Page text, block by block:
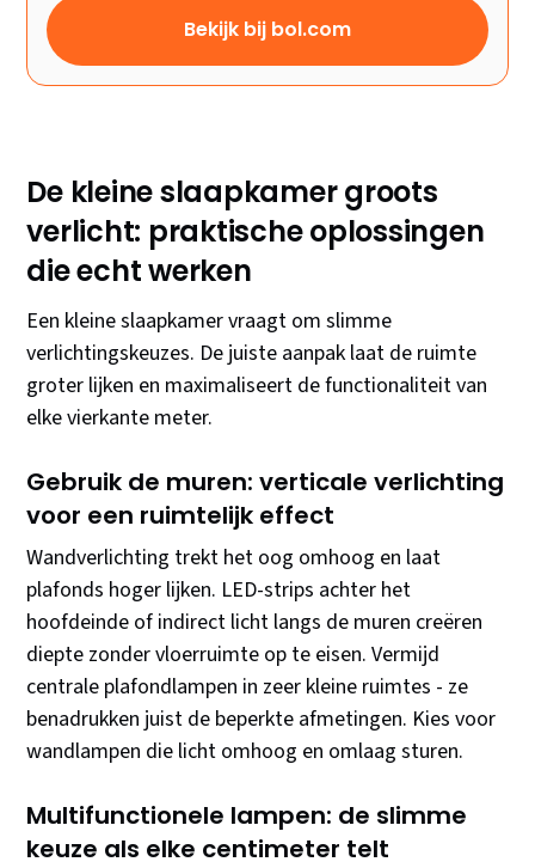
Bekijk bij bol.com
De kleine slaapkamer groots
verlicht: praktische oplossingen
die echt werken
Een kleine slaapkamer vraagt om slimme
verlichtingskeuzes. De juiste aanpak laat de ruimte
groter lijken en maximaliseert de functionaliteit van
elke vierkante meter.
Gebruik de muren: verticale verlichting
voor een ruimtelijk effect
Wandverlichting trekt het oog omhoog en laat
plafonds hoger lijken. LED-strips achter het
hoofdeinde of indirect licht langs de muren creëren
diepte zonder vloerruimte op te eisen. Vermijd
centrale plafondlampen in zeer kleine ruimtes - ze
benadrukken juist de beperkte afmetingen. Kies voor
wandlampen die licht omhoog en omlaag sturen.
Multifunctionele lampen: de slimme
keuze als elke centimeter telt